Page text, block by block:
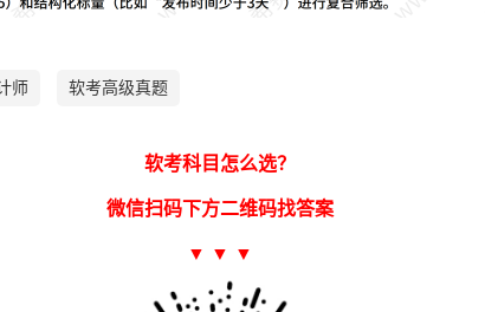
师 软考高级真题
软考科目怎么选？
微信扫码下方二维码找答案
▼ ▼ ▼